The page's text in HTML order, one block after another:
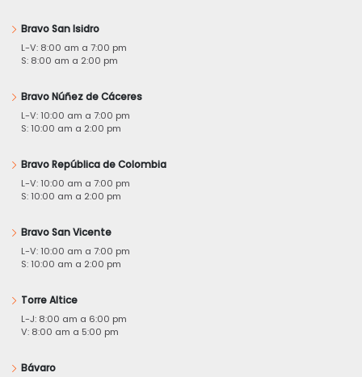
Bravo San Isidro
L-V: 8:00 am a 7:00 pm
S: 8:00 am a 2:00 pm
Bravo Núñez de Cáceres
L-V: 10:00 am a 7:00 pm
S: 10:00 am a 2:00 pm
Bravo República de Colombia
L-V: 10:00 am a 7:00 pm
S: 10:00 am a 2:00 pm
Bravo San Vicente
L-V: 10:00 am a 7:00 pm
S: 10:00 am a 2:00 pm
Torre Altice
L-J: 8:00 am a 6:00 pm
V: 8:00 am a 5:00 pm
Bávaro